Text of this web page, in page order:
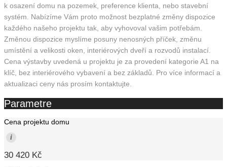
k osazení domu na pozemek, preference klienta, nebo stavební
systém. Nabízíme Vám proto možnost bezplatné změny dispozice
každého našeho projektu tak, aby vyhovoval vašim potřebám.
Změnou dispozice myslíme posuny nenosných příček, změnu
umístění a velikosti oken, interiérových dveří a rozvodů instalací.
Cena výstavby uvedená u projektu je za provedení kategorie A1 na
klíč, bez interiérového vybavení a bez základů. Pro více informací a
aktualizaci ceny nás prosím kontaktujte.
Parametre
Cena projektu domu
i
30 420 Kč